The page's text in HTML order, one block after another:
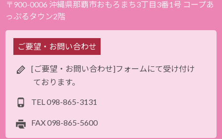
〒900-0006 沖縄県那覇市おもろまち3丁目3番1号 コープあ
っぷるタウン2階
ご要望・お問い合わせ
[ご要望・お問い合わせ]フォームにて受け付け
ております。
TEL 098-865-3131
FAX098-865-5600